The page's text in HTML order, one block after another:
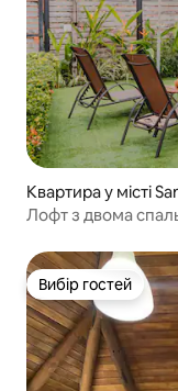
Квартира у місті
Лофт з двома
Вибір гостей
Вибір гостей